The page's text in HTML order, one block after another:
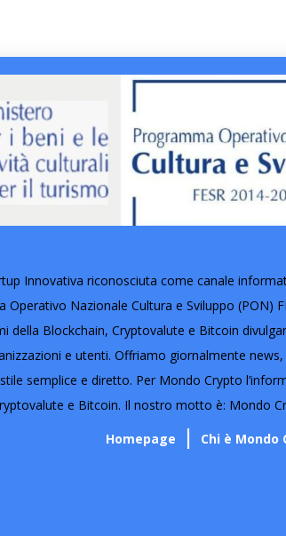
Innovativa riconosciuta come canale
Nazionale Cultura e Sviluppo (PON)
della Blockchain, Cryptovalute e Bitcoin
e utenti. Offriamo giornalmente
semplice e diretto. Per Mondo Crypto
e Bitcoin. Il nostro motto è: Mondo
Homepage
Chi è Mondo